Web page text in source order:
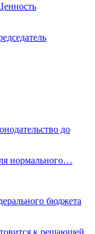
до
нормального…
бюджета
к решающей